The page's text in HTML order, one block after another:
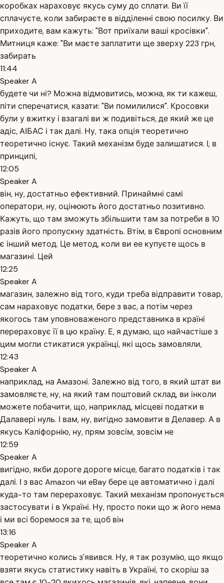
коробках нараховує якусь суму до сплати. Ви її
сплачуєте, коли забираєте в відділенні свою посилку. Ви
приходите, вам кажуть: "Вот приїхали ваші кросівки".
Митниця каже: "Ви маєте заплатити ще зверху 223 грн,
забирать
11:44
Speaker A
будете чи ні? Можна відмовитись, можна, як ти кажеш,
піти сперечатися, казати: "Ви помилилися". Кросовки
були у вжитку і взагалі ви ж подивіться, де який же це
адіс, АІБАС і так далі. Ну, така опція теоретично
теоретично існує. Такий механізм буде залишатися. І, в
принципі,
12:05
Speaker A
він, ну, достатньо ефективний. Принаймні самі
оператори, ну, оцінюють його достатньо позитивно.
Кажуть, що там зможуть збільшити там за потреби в 10
разів його пропускну здатність. Втім, в Європі основним
є інший метод. Це метод, коли ви ее купуєте щось в
магазині. Цей
12:25
Speaker A
магазин, залежно від того, куди треба відправити товар,
сам нараховує податки, бере з вас, а потім через
якогось там уповноваженого представника в країні
перераховує її в цю країну. Е, я думаю, що найчастіше з
цим могли стикатися українці, які щось замовляли,
12:43
Speaker A
наприклад, на Амазоні. Залежно від того, в який штат ви
замовляєте, ну, на який там поштовий склад, ви інколи
можете побачити, що, наприклад, місцеві податки в
Далавері нуль. І вам, ну, вигідно замовити в Делавер. А в
якусь Каліфорнію, ну, прям зовсім, зовсім не
12:59
Speaker A
вигідно, якби дороге дороге місце, багато податків і так
далі. І з вас Amazon чи eBay бере це автоматично і далі
куда-то там перераховує. Такий механізм пропонується
застосувати і в Україні. Ну, просто поки що ж його нема
і ми всі боремося за те, щоб він
13:16
Speaker A
теоретично колись з'явився. Ну, я так розумію, що якщо
взяти якусь статистику навіть в Україні, то скоріш за